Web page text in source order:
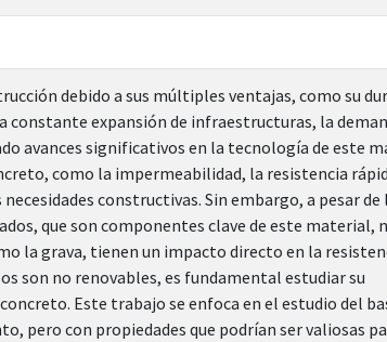
debido a sus múltiples ventajas, como su
constante expansión de infraestructuras, la
avances significativos en la tecnología de este
como la impermeabilidad, la resistencia
constructivas. Sin embargo, a pesar de
que son componentes clave de este material,
la grava, tienen un impacto directo en la
son no renovables, es fundamental estudiar su
Este trabajo se enfoca en el estudio del
pero con propiedades que podrían ser valiosas